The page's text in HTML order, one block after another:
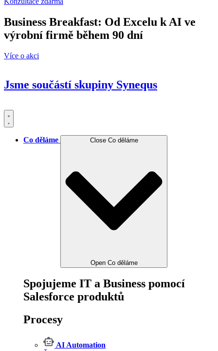
Business Breakfast: Od Excelu k AI ve
výrobní firmě během 90 dní
Více o akci
Jsme součástí skupiny Synequs
Co děláme Close Co děláme
Open Co děláme
Spojujeme IT a Business pomocí
Salesforce produktů
Procesy
AI Automation